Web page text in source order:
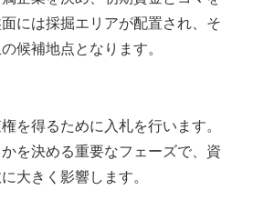
には採掘エリアが配置され、そ
候補地点となります。
を得るために入札を行います。
を決める重要なフェーズで、資
大きく影響します。